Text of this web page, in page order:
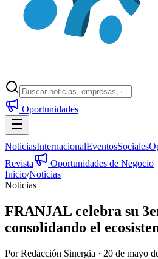
Oportunidades
NoticiasInternacionalEventosSociales
Revista
Oportunidades de Negocio
Inicio/Noticias
Noticias
FRANJAL celebra su
consolidando el
PorRedacción Sinergia · 20 de mayo